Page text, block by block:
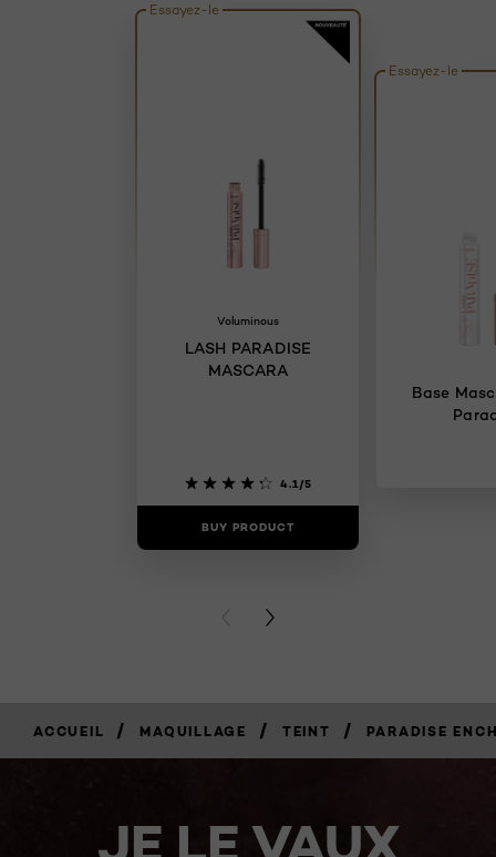
Essayez-le
Voluminous
LASH PARADISE
MASCARA
4.1/5
BUY PRODUCT
Essayez-le
Base
PREVIOUS CARD
NEXT CARD
ACCUEIL / MAQUILLAGE / TEINT / PARADISE
JE LE VAUX